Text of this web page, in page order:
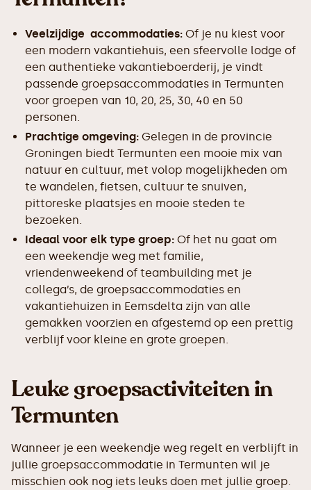
Veelzijdige accommodaties: Of je nu kiest voor
een modern vakantiehuis, een sfeervolle lodge of
een authentieke vakantieboerderij, je vindt
passende groepsaccommodaties in Termunten
voor groepen van 10, 20, 25, 30, 40 en 50
personen.
Prachtige omgeving: Gelegen in de provincie
Groningen biedt Termunten een mooie mix van
natuur en cultuur, met volop mogelijkheden om
te wandelen, fietsen, cultuur te snuiven,
pittoreske plaatsjes en mooie steden te
bezoeken.
Ideaal voor elk type groep: Of het nu gaat om
een weekendje weg met familie,
vriendenweekend of teambuilding met je
collega’s, de groepsaccommodaties en
vakantiehuizen in Eemsdelta zijn van alle
gemakken voorzien en afgestemd op een prettig
verblijf voor kleine en grote groepen.
Leuke groepsactiviteiten in
Termunten
Wanneer je een weekendje weg regelt en verblijft in
jullie groepsaccommodatie in Termunten wil je
misschien ook nog iets leuks doen met jullie groep.